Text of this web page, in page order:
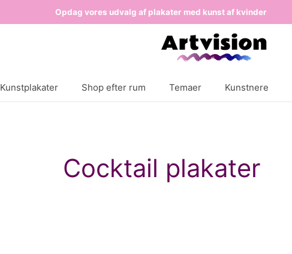
Opdag vores udvalg af plakater med kunst af kvinder
Kunstplakater Shop efter rum Temaer Kunstnere
Cocktail plakater